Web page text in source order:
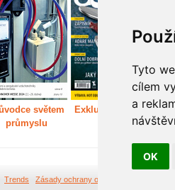
Tyto
cílem
a
OK
světem
průmyslu
Exkluzivně světem
Trends Zásady ochrany osobních údajů